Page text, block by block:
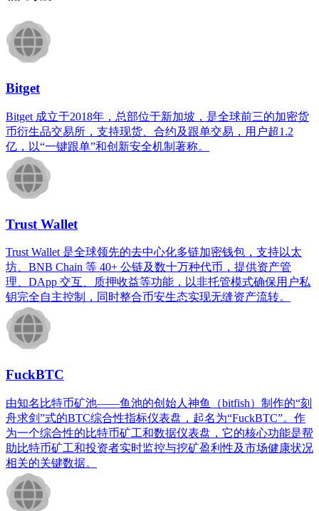
Bitget
Bitget 成立于2018年，总部位于新加坡，是全球前三的加密货
币衍生品交易所，支持现货、合约及跟单交易，用户超1.2
亿，以“一键跟单”和创新安全机制著称。
Trust Wallet
Trust Wallet 是全球领先的去中心化多链加密钱包，支持以太
坊、BNB Chain 等 40+ 公链及数十万种代币，提供资产管
理、DApp 交互、质押收益等功能，以非托管模式确保用户私
钥完全自主控制，同时整合币安生态实现无缝资产流转。
FuckBTC
由知名比特币矿池——鱼池的创始人神鱼（bitfish）制作的“刻
舟求剑”式的BTC综合性指标仪表盘，起名为“FuckBTC”。作
为一个综合性的比特币矿工和数据仪表盘，它的核心功能是帮
助比特币矿工和投资者实时监控与挖矿盈利性及市场健康状况
相关的关键数据。